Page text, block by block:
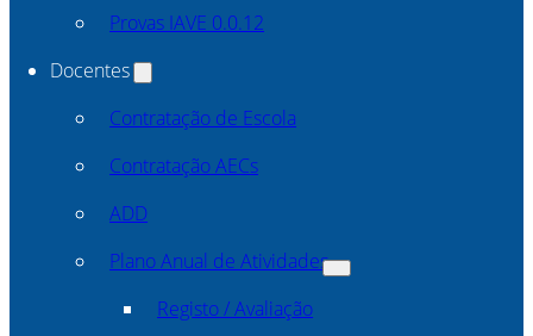
Provas IAVE 0.0.12
Docentes
Contratação de Escola
Contratação AECs
ADD
Plano Anual de Atividades
Registo / Avaliação